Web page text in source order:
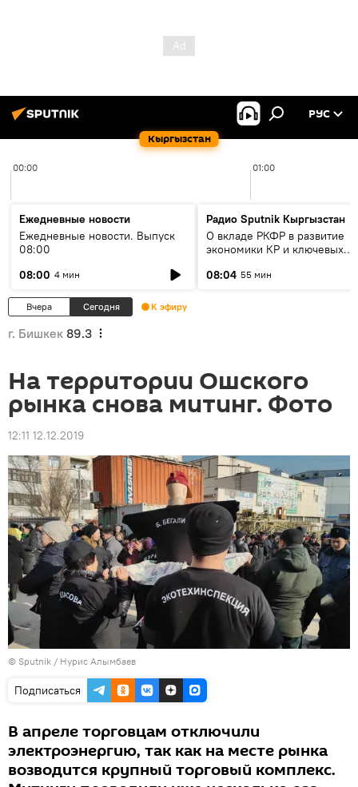
Кыргызстан
РУС
00:00 01:00
Ежедневные новости
Ежедневные новости. Выпуск
08:00
08:00 4 мин
Радио Sputnik Кыргызстан
О вкладе РКФР в развитие
экономики КР и ключевых
08:04 55 мин
Вчера Сегодня К эфиру
г. Бишкек 89.3
На территории Ошского
рынка снова митинг. Фото
12:11 12.12.2019
© Sputnik / Нурис Алымбаев
Подписаться
В апреле торговцам отключили
электроэнергию, так как на месте рынка
возводится крупный торговый комплекс.